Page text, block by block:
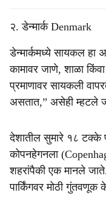
२. डेन्मार्क Denmark
डेन्मार्कमध्ये सायकल हा
कामावर जाणे, शाळा
प्रमाणावर सायकली
असतात,” असेही म्हटले
देशातील सुमारे १८ टक्के
कोपनहेगनला
शहरांपैकी एक मानले
पार्किंगवर मोठी